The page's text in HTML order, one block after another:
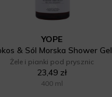
YOPE
& Sól Morska Shower Gel
Żele i pianki pod prysznic
23,49 zł
400 ml